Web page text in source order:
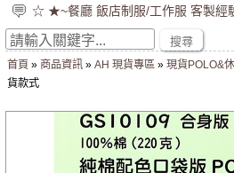
☆ ★~來圖來樣可討論 專人協助尺
☆ ★~企業制服 辦公室制服專業訂
☆ ★~餐廳 飯店制服/工作服 客製
搜尋
首頁 » 商品資訊» AH 現貨專區» 現貨POLO&
貨款式